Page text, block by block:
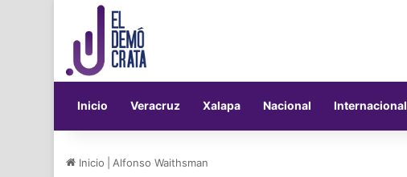
Inicio Veracruz Xalapa Nacional Internacional
Inicio Alfonso Waithsman